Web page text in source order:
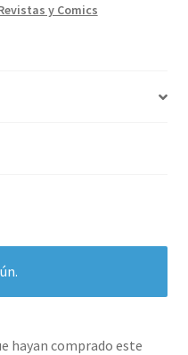
y Comics
hayan comprado este